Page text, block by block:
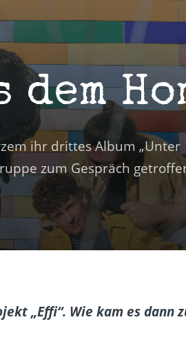
dem
ihr drittes Album „Unter
zum Gespräch
„Effi“. Wie kam es dann